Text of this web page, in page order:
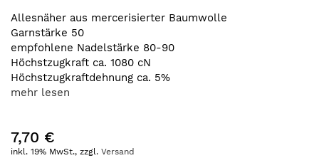
springen
Allesnäher aus mercerisierter Baumwolle
Garnstärke 50
empfohlene Nadelstärke 80-90
Höchstzugkraft ca. 1080 cN
Höchstzugkraftdehnung ca. 5%
mehr lesen
7,70 €
inkl. 19% MwSt., zzgl. Versand